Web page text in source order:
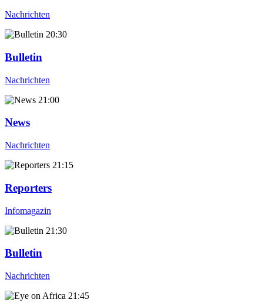
Nachrichten
20:30
Bulletin
Nachrichten
21:00
News
Nachrichten
21:15
Reporters
Infomagazin
21:30
Bulletin
Nachrichten
21:45